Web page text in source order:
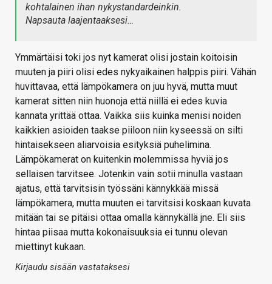
kohtalainen ihan nykystandardeinkin.
Napsauta laajentaaksesi…
Ymmärtäisi toki jos nyt kamerat olisi jostain koitoisin
muuten ja piiri olisi edes nykyaikainen halppis piiri. Vähän
huvittavaa, että lämpökamera on juu hyvä, mutta muut
kamerat sitten niin huonoja että niillä ei edes kuvia
kannata yrittää ottaa. Vaikka siis kuinka menisi noiden
kaikkien asioiden taakse piiloon niin kyseessä on silti
hintaisekseen aliarvoisia esityksiä puhelimina.
Lämpökamerat on kuitenkin molemmissa hyviä jos
sellaisen tarvitsee. Jotenkin vain sotii minulla vastaan
ajatus, että tarvitsisin työssäni kännykkää missä
lämpökamera, mutta muuten ei tarvitsisi koskaan kuvata
mitään tai se pitäisi ottaa omalla kännykällä jne. Eli siis
hintaa piisaa mutta kokonaisuuksia ei tunnu olevan
miettinyt kukaan.
Kirjaudu sisään vastataksesi